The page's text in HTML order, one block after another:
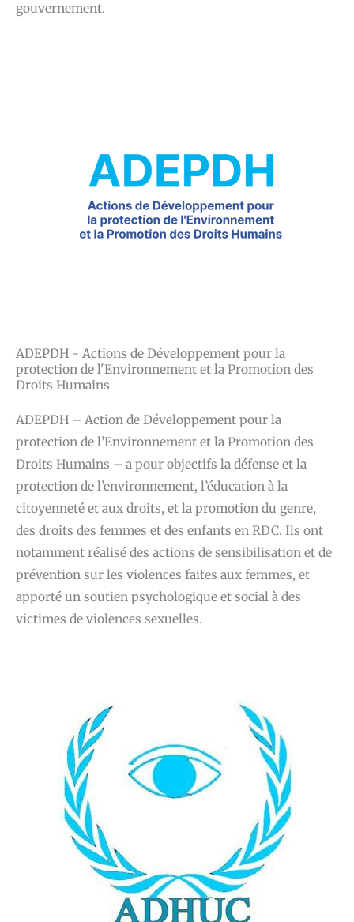
gouvernement.
ADEPDH - Actions de Développement pour la
protection de l'Environnement et la Promotion des
Droits Humains
ADEPDH – Action de Développement pour la
protection de l’Environnement et la Promotion des
Droits Humains – a pour objectifs la défense et la
protection de l’environnement, l’éducation à la
citoyenneté et aux droits, et la promotion du genre,
des droits des femmes et des enfants en RDC. Ils ont
notamment réalisé des actions de sensibilisation et de
prévention sur les violences faites aux femmes, et
apporté un soutien psychologique et social à des
victimes de violences sexuelles.